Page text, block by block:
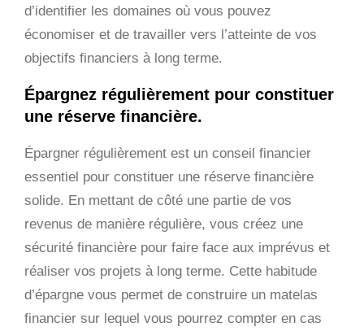
d’identifier les domaines où vous pouvez
économiser et de travailler vers l’atteinte de vos
objectifs financiers à long terme.
Épargnez régulièrement pour constituer
une réserve financière.
Épargner régulièrement est un conseil financier
essentiel pour constituer une réserve financière
solide. En mettant de côté une partie de vos
revenus de manière régulière, vous créez une
sécurité financière pour faire face aux imprévus et
réaliser vos projets à long terme. Cette habitude
d’épargne vous permet de construire un matelas
financier sur lequel vous pourrez compter en cas